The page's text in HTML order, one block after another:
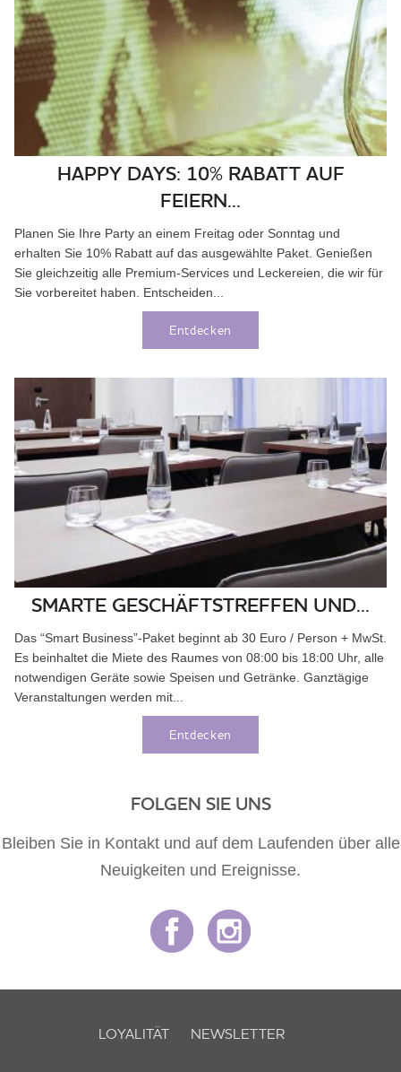
HAPPY DAYS: 10% RABATT AUF
FEIERN...
Planen Sie Ihre Party an einem Freitag oder Sonntag und
erhalten Sie 10% Rabatt auf das ausgewählte Paket. Genießen
Sie gleichzeitig alle Premium-Services und Leckereien, die wir für
Sie vorbereitet haben. Entscheiden...
Entdecken
SMARTE GESCHÄFTSTREFFEN UND...
Das “Smart Business”-Paket beginnt ab 30 Euro / Person + MwSt.
Es beinhaltet die Miete des Raumes von 08:00 bis 18:00 Uhr, alle
notwendigen Geräte sowie Speisen und Getränke. Ganztägige
Veranstaltungen werden mit...
Entdecken
FOLGEN SIE UNS
Bleiben Sie in Kontakt und auf dem Laufenden über alle
Neuigkeiten und Ereignisse.
LOYALITÄT NEWSLETTER